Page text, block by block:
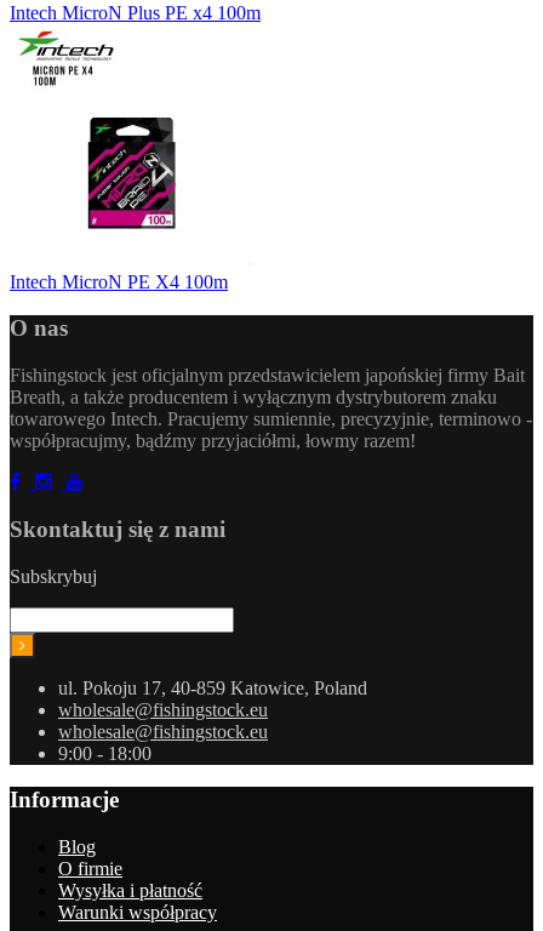
Intech MicroN Plus PE x4 100m
Intech MicroN PE X4 100m
O nas
Fishingstock jest oficjalnym przedstawicielem japońskiej firmy Bait
Breath, a także producentem i wyłącznym dystrybutorem znaku
towarowego Intech. Pracujemy sumiennie, precyzyjnie, terminowo -
współpracujmy, bądźmy przyjaciółmi, łowmy razem!
Skontaktuj się z nami
Subskrybuj
ul. Pokoju 17, 40-859 Katowice, Poland
wholesale@fishingstock.eu
wholesale@fishingstock.eu
9:00 - 18:00
Informacje
Blog
O firmie
Wysyłka i płatność
Warunki współpracy